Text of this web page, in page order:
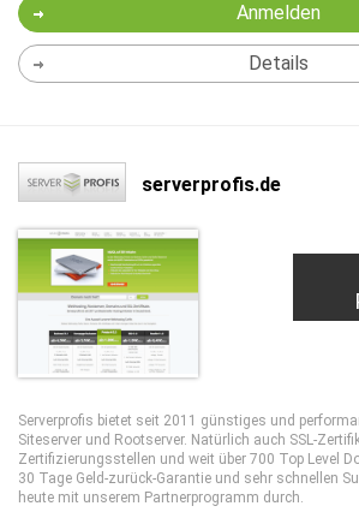
Anmelden
Details
serverprofis.de
Serverprofis bietet seit 2011 günstiges und
Siteserver und Rootserver. Natürlich auch SSL-
Zertifizierungsstellen und weit über 700 Top Level
30 Tage Geld-zurück-Garantie und sehr schnellen
heute mit unserem Partnerprogramm durch.